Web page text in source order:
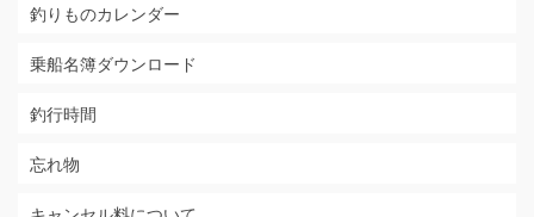
釣りものカレンダー
乗船名簿ダウンロード
釣行時間
忘れ物